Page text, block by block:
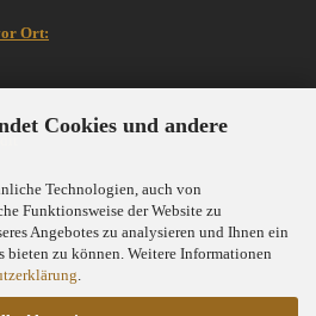
Cookies und andere
Technologien, auch von
Funktionsweise der Website zu
Angebotes zu analysieren und Ihnen ein
bieten zu können. Weitere Informationen
Ort: